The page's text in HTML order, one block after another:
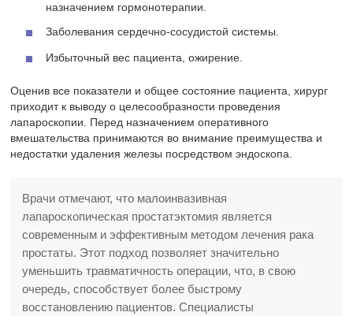
назначением гормонотерапии.
Заболевания сердечно-сосудистой системы.
Избыточный вес пациента, ожирение.
Оценив все показатели и общее состояние пациента, хирург
приходит к выводу о целесообразности проведения
лапароскопии. Перед назначением оперативного
вмешательства принимаются во внимание преимущества и
недостатки удаления железы посредством эндоскопа.
Врачи отмечают, что малоинвазивная
лапароскопическая простатэктомия является
современным и эффективным методом лечения рака
простаты. Этот подход позволяет значительно
уменьшить травматичность операции, что, в свою
очередь, способствует более быстрому
восстановлению пациентов. Специалисты